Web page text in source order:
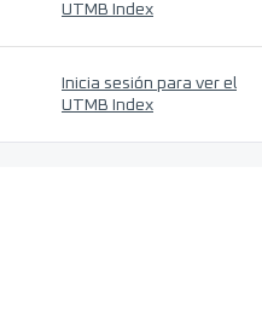
UTMB Index
Inicia sesión para ver el
UTMB Index